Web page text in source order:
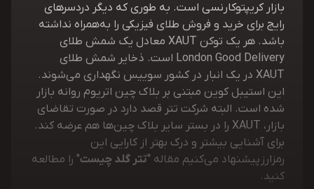
بازار کریپتوکارنسی است. به‌ طوری که دیگر دردسرهای
رایج برای خرید و فروش طلای فیزیکی را به‌همراه نداشته
باشد. هر یک توکن XAUT معادل یک شمش طلای
London Good Delivery است. ذخایر شمش طلای
XAUT در یک انبار در کشور سوییس نگهداری می‌شوند.
این استیبل کوین مبتنی بر بلاک چین اتریوم روانه بازار
شده است. البته شرکت تتر قصد دارد در صورت تقاضای
بازار، XAUT را در بستر سایر بلاک چین‌ها هم عرضه کند.
برای آشنایی بیشتر و درک بهتر از کارایی این
رمزارز پیشنهاد می‌کنیم مقاله "تتر گلد چیست" را مطالعه
کنید.